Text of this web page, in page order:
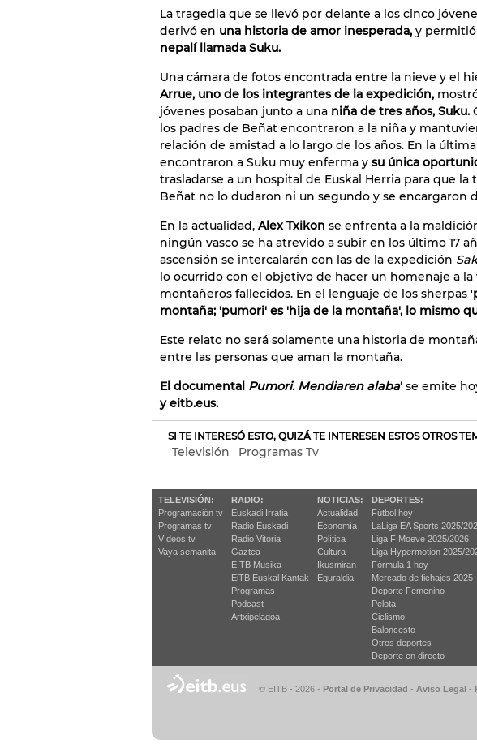
La tragedia que se llevó por delante a los cinco
derivó en una historia de amor inesperada, y permitió
nepalí llamada Suku.
Una cámara de fotos encontrada entre la nieve y el
Arrue, uno de los integrantes de la expedición,
jóvenes posaban junto a una niña de tres años, Suku.
los padres de Beñat encontraron a la niña y
relación de amistad a lo largo de los años. En la
encontraron a Suku muy enferma y su única
trasladarse a un hospital de Euskal Herria para que la
Beñat no lo dudaron ni un segundo y se encargaron
En la actualidad, Alex Txikon se enfrenta a la
ningún vasco se ha atrevido a subir en los último 17
ascensión se intercalarán con las de la expedición
lo ocurrido con el objetivo de hacer un homenaje a la
montañeros fallecidos. En el lenguaje de los sherpas '
montaña; 'pumori' es 'hija de la montaña', lo mismo
Este relato no será solamente una historia de
entre las personas que aman la montaña.
El documental Pumori. Mendiaren alaba' se emite
y eitb.eus.
SI TE INTERESÓ ESTO, QUIZÁ TE INTERESEN ESTOS OTROS
Televisión Programas Tv
TELEVISIÓN:
Programación tv
Programas tv
Vídeos tv
Vaya semanita
RADIO:
Euskadi Irratia
Radio Euskadi
Radio Vitoria
Gaztea
EITB Musika
EiTB Euskal Kantak
Programas
Podcast
Artxipelagoa
NOTICIAS:
Actualidad
Economía
Política
Cultura
Ikusmiran
Eguraldia
DEPORTES:
Fútbol hoy
LaLiga EA Sports 2025/
Liga F Moeve 2025/2026
Liga Hypermotion 2025/
Fórmula 1 hoy
Mercado de fichajes 2025
Deporte Femenino
Pelota
Ciclismo
Baloncesto
Otros deportes
Deporte en directo
© EITB - 2026 - Portal de Privacidad - Aviso Legal -